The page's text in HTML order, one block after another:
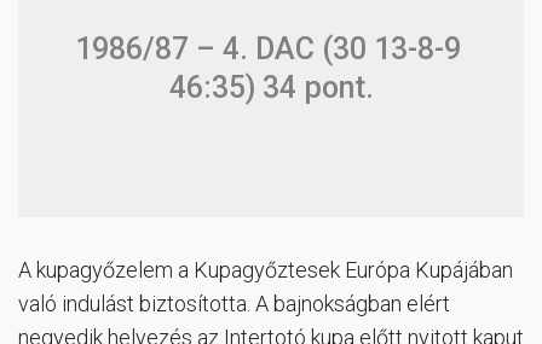
1986/87 – 4. DAC (30 13-8-9
46:35) 34 pont.
A kupagyőzelem a Kupagyőztesek Európa Kupájában
való indulást biztosította. A bajnokságban elért
negyedik helyezés az Intertotó kupa előtt nyitott kaput